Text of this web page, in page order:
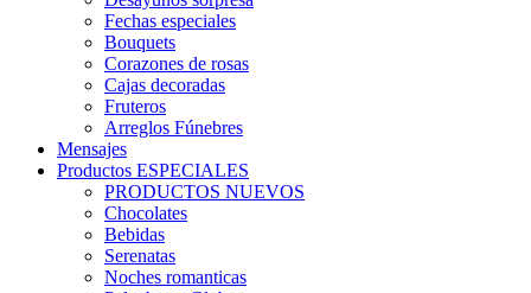
Fechas especiales
Bouquets
Corazones de rosas
Cajas decoradas
Fruteros
Arreglos Fúnebres
Mensajes
Productos ESPECIALES
PRODUCTOS NUEVOS
Chocolates
Bebidas
Serenatas
Noches romanticas